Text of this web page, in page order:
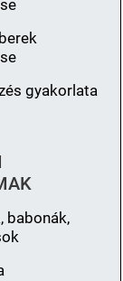
gyakorlata
babonák,